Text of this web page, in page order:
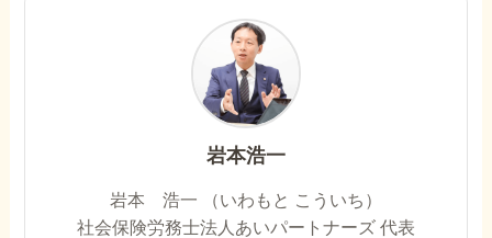
岩本浩一
岩本 浩一 （いわもと こういち）
社会保険労務士法人あいパートナーズ 代表